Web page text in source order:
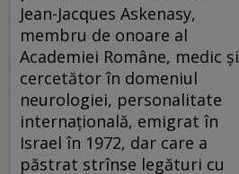
Jean-Jacques Askenasy,
membru de onoare al
Academiei Române, medic și
cercetător în domeniul
neurologiei, personalitate
internațională, emigrat în
Israel în 1972, dar care a
păstrat strînse legături cu